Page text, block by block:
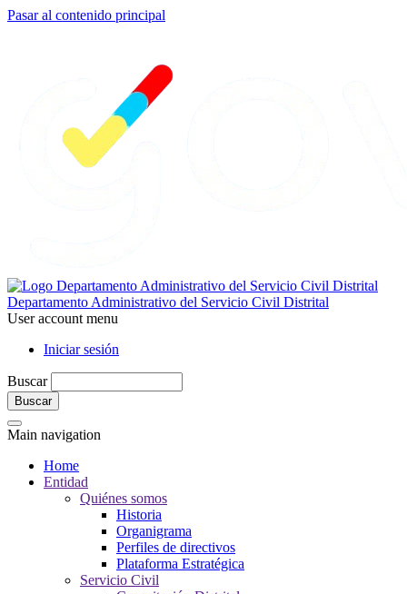
Pasar al contenido principal
Departamento Administrativo del Servicio Civil Distrital
User account menu
Iniciar sesión
Buscar
Main navigation
Home
Entidad
Quiénes somos
Historia
Organigrama
Perfiles de directivos
Plataforma Estratégica
Servicio Civil